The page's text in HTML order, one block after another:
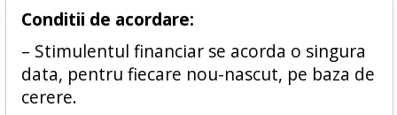
Conditii de acordare:
– Stimulentul financiar se acorda o singura
data, pentru fiecare nou-nascut, pe baza de
cerere.